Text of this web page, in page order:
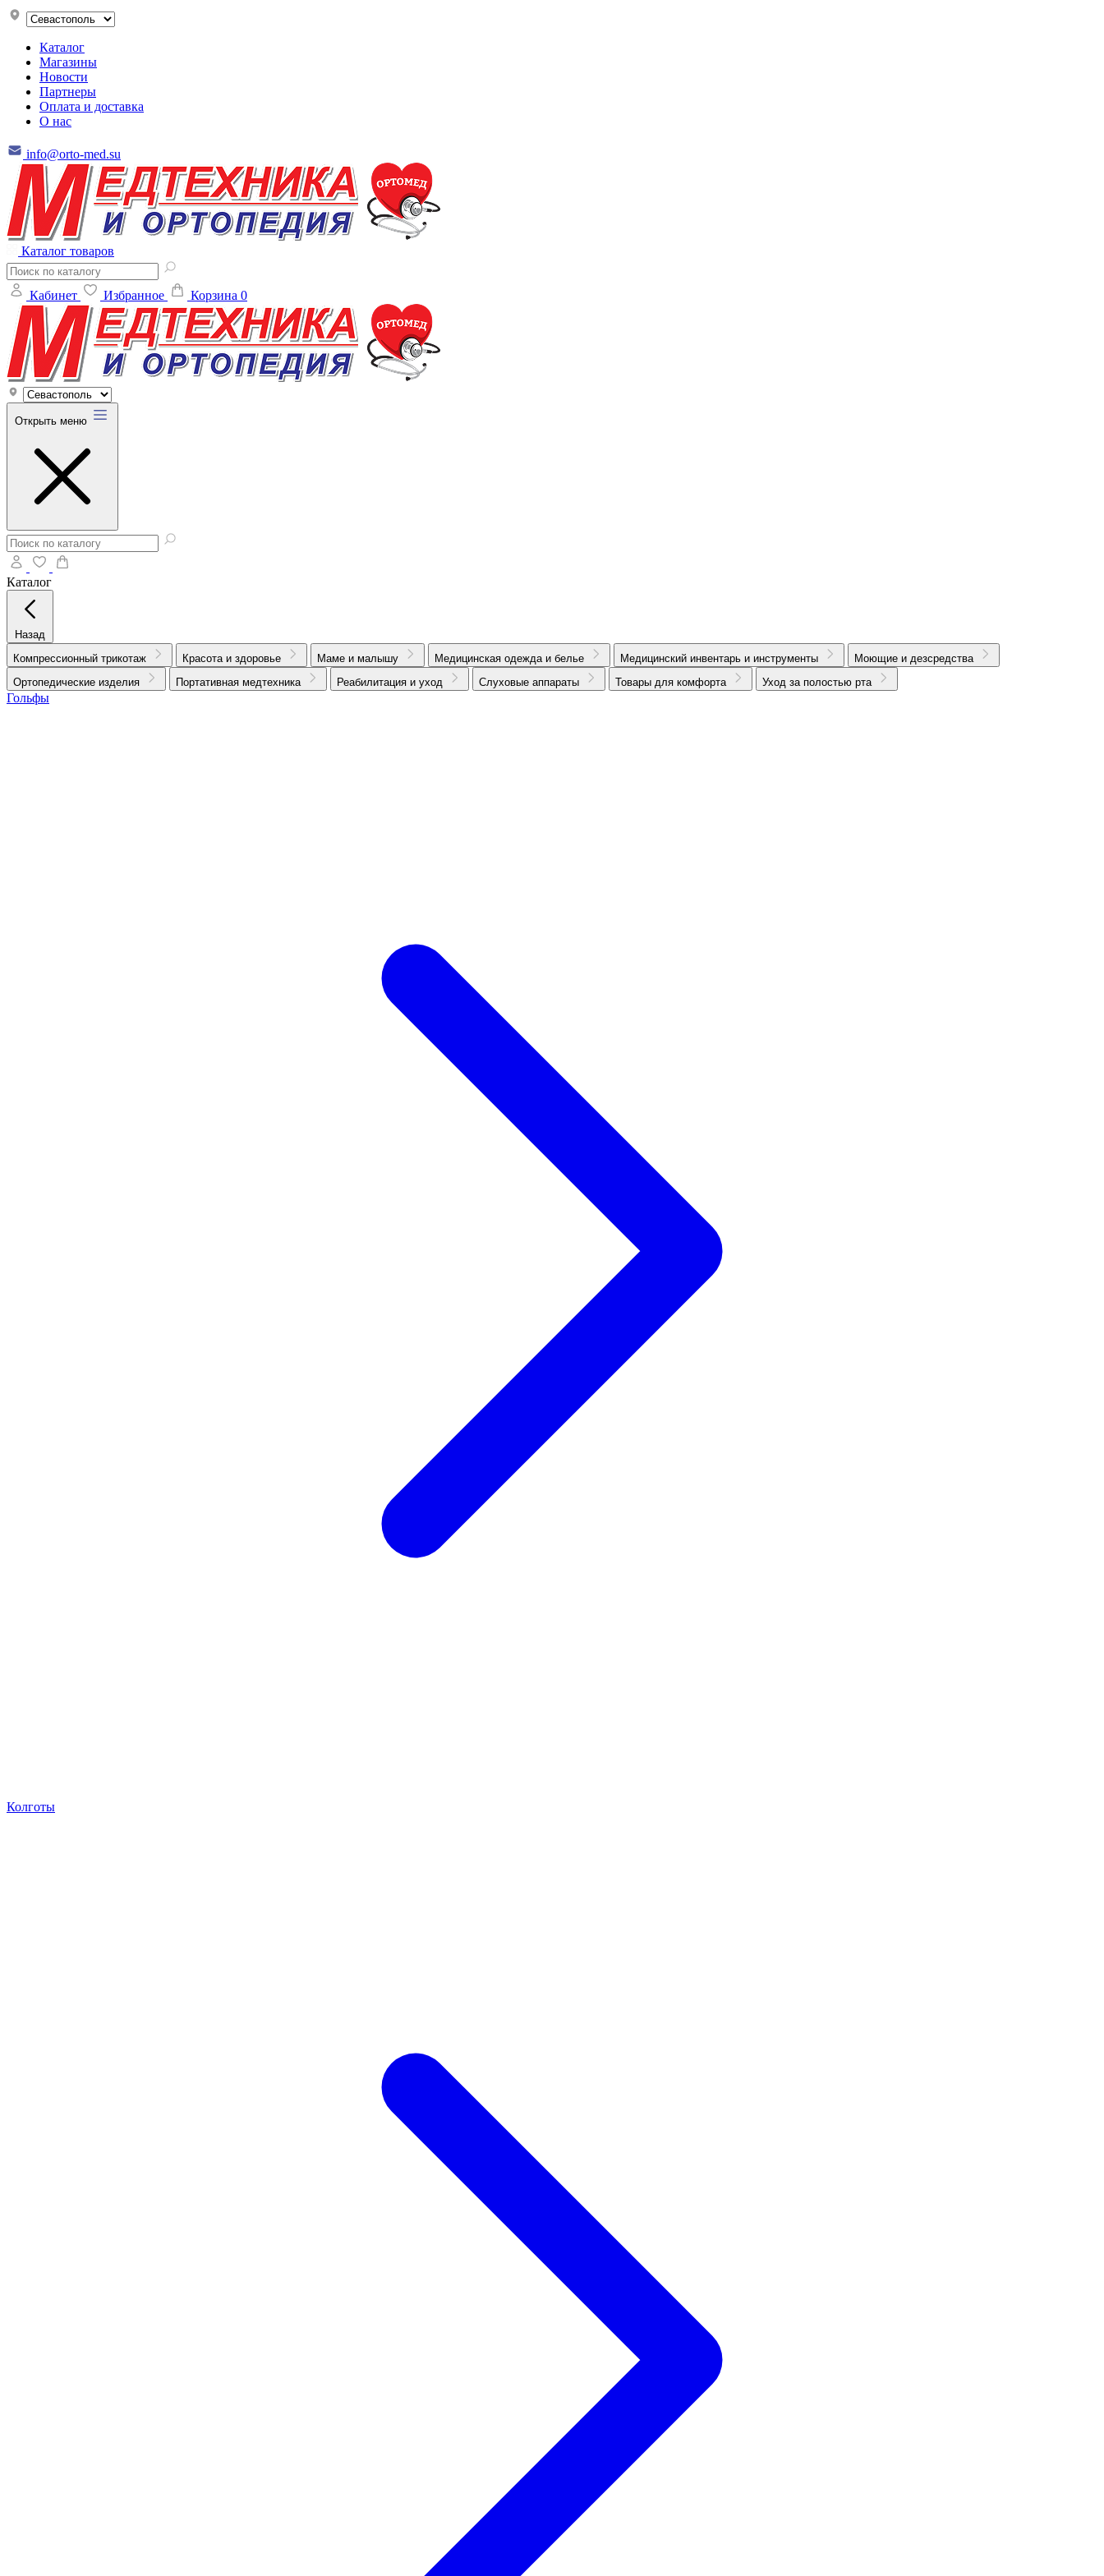
Каталог
Магазины
Новости
Партнеры
Оплата и доставка
О нас
info@orto-med.su
Каталог товаров
Кабинет Избранное Корзина 0
Открыть меню
Каталог
Назад
Компрессионный трикотаж
Красота и здоровье Маме и малышу Медицинская одежда и белье Медицинский инвентарь и инструменты
Моющие и дезсредства
Ортопедические изделия
Портативная медтехника Реабилитация и уход Слуховые аппараты Товары для комфорта Уход за полостью рта
Гольфы
Колготы